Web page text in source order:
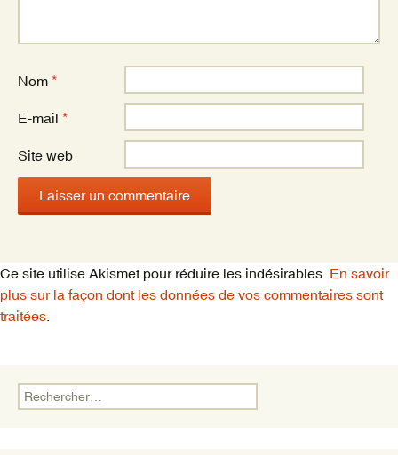
Nom *
E-mail *
Site web
Ce site utilise Akismet pour réduire les indésirables. En savoir
plus sur la façon dont les données de vos commentaires sont
traitées
Rechercher :